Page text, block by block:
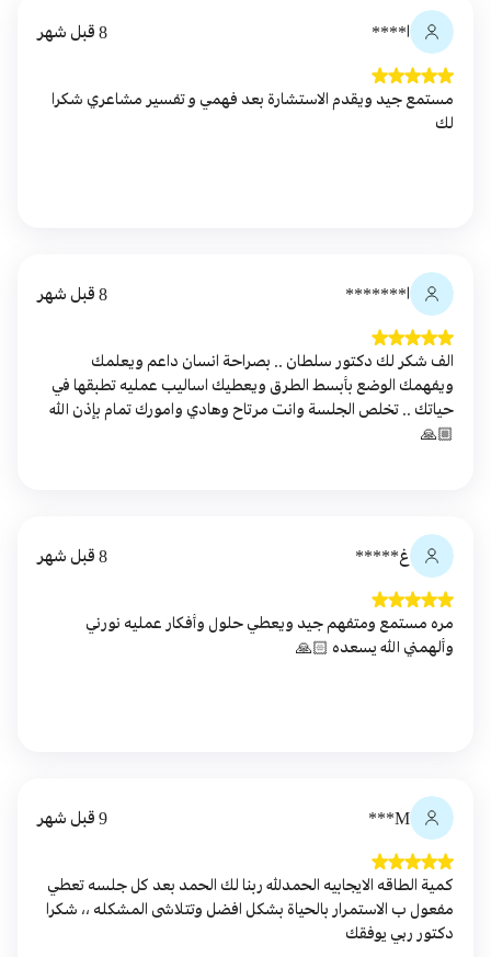
ا**** 8 قبل شهر
مستمع جيد ويقدم الاستشارة بعد فهمي و تفسير مشاعري شكرا
لك
ا******* 8 قبل شهر
الف شكر لك دكتور سلطان .. بصراحة انسان داعم ويعلمك
ويفهمك الوضع بأبسط الطرق ويعطيك اساليب عمليه تطبقها في
حياتك .. تخلص الجلسة وانت مرتاح وهادي وامورك تمام بإذن الله
🙏🏼
غ***** 8 قبل شهر
مره مستمع ومتفهم جيد ويعطي حلول وأفكار عمليه نورني
وألهمني الله يسعده 🙏🏻
M*** 9 قبل شهر
كمية الطاقه الايجابيه الحمدلله ربنا لك الحمد بعد كل جلسه تعطي
مفعول ب الاستمرار بالحياة بشكل افضل وتتلاشى المشكله ،، شكرا
دكتور ربي يوفقك